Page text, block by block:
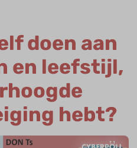
doen aan
en leefstijl,
hebt?